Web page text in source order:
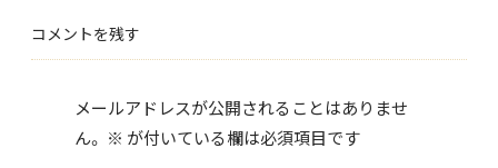
b
o
o
k
er
コメントを残す
メールアドレスが公開されることはありませ
ん。 ※ が付いている欄は必須項目です